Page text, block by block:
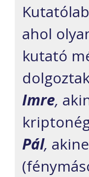
ahol
kutató
Imre,
Pál,